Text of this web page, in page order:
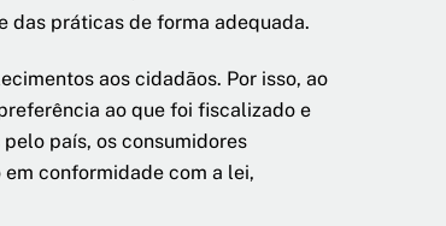
das práticas de forma adequada.
aos cidadãos. Por isso, ao
ao que foi fiscalizado e
país, os consumidores
conformidade com a lei,